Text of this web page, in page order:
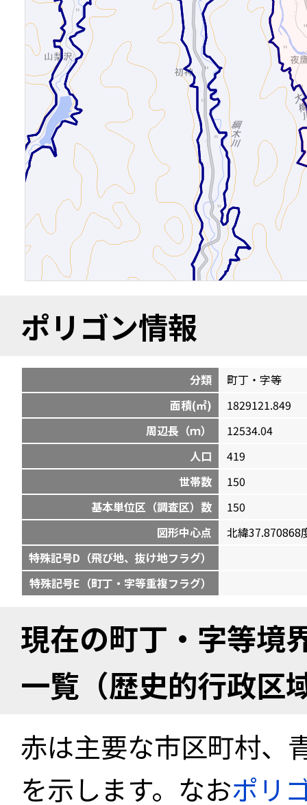
ポリゴン情報
分類
町丁・字等
面積(㎡)
1829121.849
周辺長（ｍ）
12534.04
人口
419
世帯数
150
基本単位区（調査区）数
150
図形中心点
北緯37.870868
特殊記号D（飛び地、抜け地フラグ）
特殊記号E（町丁・字等重複フラグ）
現在の町丁・字等境
一覧（歴史的行政区
赤は主要な市区町村、
を示します。なおポリ